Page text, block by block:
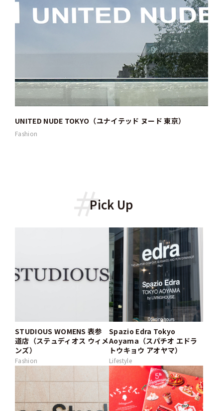
UNITED NUDE TOKYO（ユナイテッド ヌード 東京）
Fashion
Pick Up
STUDIOUS WOMENS 表参
道店（ステュディオス ウィメ
ンズ）
Fashion
Spazio Edra Tokyo
Aoyama（スパチオ エドラ
トウキョウ アオヤマ）
Lifestyle